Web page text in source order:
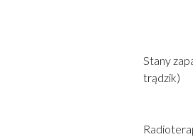
Stany
trądzik)